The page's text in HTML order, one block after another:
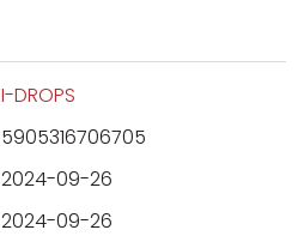
I-DROPS
5905316706705
2024-09-26
2024-09-26